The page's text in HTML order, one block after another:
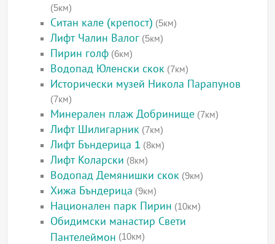
(5км)
Ситан кале (крепост) (5км)
Лифт Чалин Валог (5км)
Пирин голф (6км)
Водопад Юленски скок (7км)
Исторически музей Никола Парапунов
(7км)
Минерален плаж Добринище (7км)
Лифт Шилигарник (7км)
Лифт Бъндерица 1 (8км)
Лифт Коларски (8км)
Водопад Демянишки скок (9км)
Хижа Бъндерица (9км)
Национален парк Пирин (10км)
Обидимски манастир Свети
Пантелеймон (10км)